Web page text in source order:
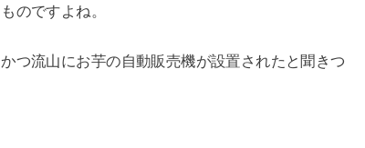
のですよね。
つ流山にお芋の自動販売機が設置されたと聞きつ